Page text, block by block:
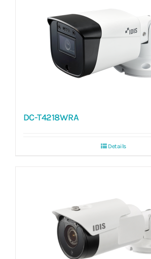
DC-T4218WRA
Details